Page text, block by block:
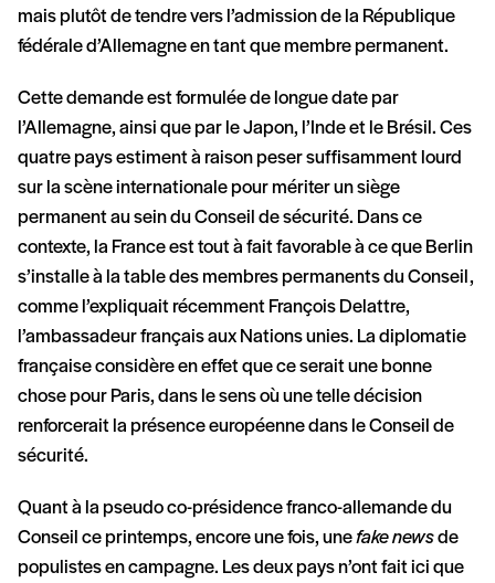
mais plutôt de tendre vers l’admission de la République
fédérale d’Allemagne en tant que membre permanent.
Cette demande est formulée de longue date par
l’Allemagne, ainsi que par le Japon, l’Inde et le Brésil. Ces
quatre pays estiment à raison peser suffisamment lourd
sur la scène internationale pour mériter un siège
permanent au sein du Conseil de sécurité. Dans ce
contexte, la France est tout à fait favorable à ce que Berlin
s’installe à la table des membres permanents du Conseil,
comme l’expliquait récemment François Delattre,
l’ambassadeur français aux Nations unies. La diplomatie
française considère en effet que ce serait une bonne
chose pour Paris, dans le sens où une telle décision
renforcerait la présence européenne dans le Conseil de
sécurité.
Quant à la pseudo co-présidence franco-allemande du
Conseil ce printemps, encore une fois, unefake newsde
populistes en campagne. Les deux pays n’ont fait ici que